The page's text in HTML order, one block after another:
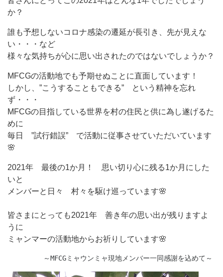
か？
誰も予想しないコロナ感染の遷延が長引き、先が見えな
い・・・など
様々な気持ちが心に思い出されたのではないでしょうか？
MFCGの活動地でも予期せぬことに直面しています！
しかし、”こうすることもできる” という精神を忘れ
ず・・・
MFCGの目指している世界を村の住民と供に為し遂げるた
めに
毎日 ”試行錯誤” で活動に従事させていただいています
🌸
2021年 最後の1か月！ 思い切り心に残る1か月にした
いと
メンバーと日々 村々を駆け巡っています🌸
皆さまにとっても2021年 善き年の思い出が残りますよ
うに
ミャンマーの活動地からお祈りしています🌸
         ～MFCGミャウンミャ現地メンバー一同感謝を込めて～